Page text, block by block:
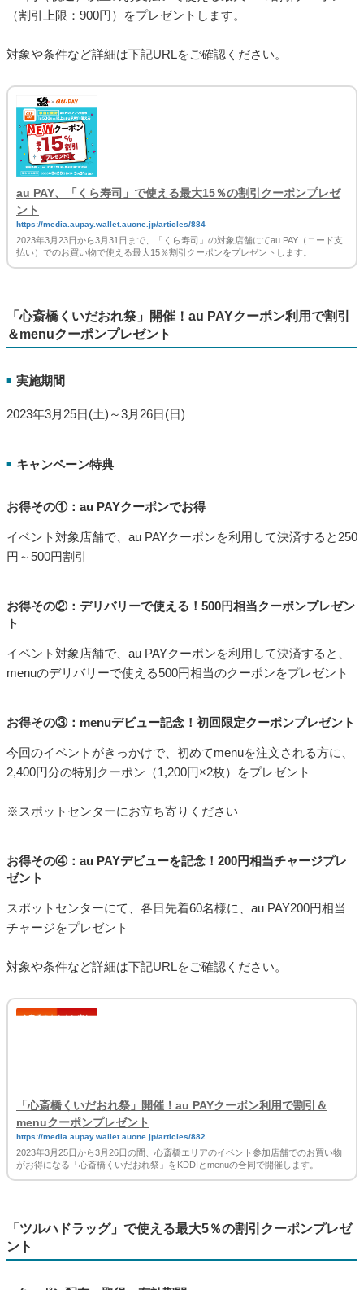
（割引上限：900円）をプレゼントします。
対象や条件など詳細は下記URLをご確認ください。
au PAY、「くら寿司」で使える最大15％の割引クーポンプレゼ
ント
https://media.aupay.wallet.auone.jp/articles/884
2023年3月23日から3月31日まで、「くら寿司」の対象店舗にてau PAY（コード支
払い）でのお買い物で使える最大15％割引クーポンをプレゼントします。
「心斎橋くいだおれ祭」開催！au PAYクーポン利用で割引
＆menuクーポンプレゼント
■ 実施期間
2023年3月25日(土)～3月26日(日)
■ キャンペーン特典
お得その①：au PAYクーポンでお得
イベント対象店舗で、au PAYクーポンを利用して決済すると250
円～500円割引
お得その②：デリバリーで使える！500円相当クーポンプレゼン
ト
イベント対象店舗で、au PAYクーポンを利用して決済すると、
menuのデリバリーで使える500円相当のクーポンをプレゼント
お得その③：menuデビュー記念！初回限定クーポンプレゼント
今回のイベントがきっかけで、初めてmenuを注文される方に、
2,400円分の特別クーポン（1,200円×2枚）をプレゼント
※スポットセンターにお立ち寄りください
お得その④：au PAYデビューを記念！200円相当チャージプレ
ゼント
スポットセンターにて、各日先着60名様に、au PAY200円相当
チャージをプレゼント
対象や条件など詳細は下記URLをご確認ください。
「心斎橋くいだおれ祭」開催！au PAYクーポン利用で割引＆
menuクーポンプレゼント
https://media.aupay.wallet.auone.jp/articles/882
2023年3月25日から3月26日の間、心斎橋エリアのイベント参加店舗でのお買い物
がお得になる「心斎橋くいだおれ祭」をKDDIとmenuの合同で開催します。
「ツルハドラッグ」で使える最大5％の割引クーポンプレゼ
ント